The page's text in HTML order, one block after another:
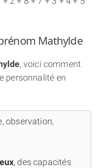
Mathylde
, voici comment
personnalité en
observation,
, des capacités